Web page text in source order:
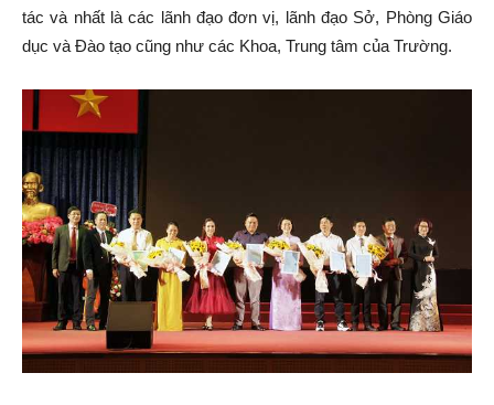
tác và nhất là các lãnh đạo đơn vị, lãnh đạo Sở, Phòng Giáo
dục và Đào tạo cũng như các Khoa, Trung tâm của Trường.